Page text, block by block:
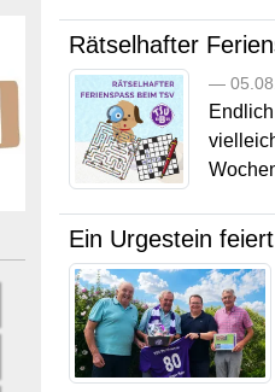
Rätselhafter
—
Ein Urgestein